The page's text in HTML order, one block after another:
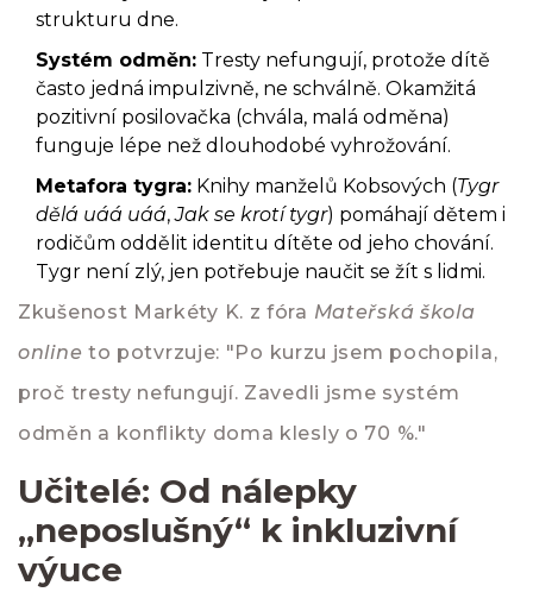
strukturu dne.
Systém odměn: Tresty nefungují, protože dítě
často jedná impulzivně, ne schválně. Okamžitá
pozitivní posilovačka (chvála, malá odměna)
funguje lépe než dlouhodobé vyhrožování.
Metafora tygra: Knihy manželů Kobsových (Tygr
dělá uáá uáá,Jak se krotí tygr) pomáhají dětem i
rodičům oddělit identitu dítěte od jeho chování.
Tygr není zlý, jen potřebuje naučit se žít s lidmi.
Zkušenost Markéty K. z fóra Mateřská škola
online to potvrzuje: "Po kurzu jsem pochopila,
proč tresty nefungují. Zavedli jsme systém
odměn a konflikty doma klesly o 70 %."
Učitelé: Od nálepky
„neposlušný“ k inkluzivní
výuce